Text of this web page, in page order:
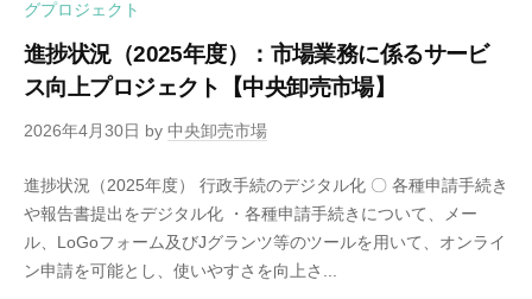
グプロジェクト
進捗状況（2025年度）：市場業務に係るサービ
ス向上プロジェクト【中央卸売市場】
2026年4月30日 by 中央卸売市場
進捗状況（2025年度） 行政手続のデジタル化 〇 各種申請手続き
や報告書提出をデジタル化 ・各種申請手続きについて、メー
ル、LoGoフォーム及びJグランツ等のツールを用いて、オンライ
ン申請を可能とし、使いやすさを向上さ...